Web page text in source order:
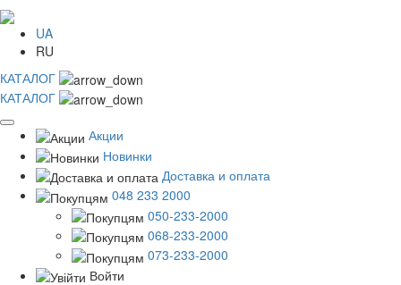
UA
RU
КАТАЛОГ
КАТАЛОГ
Акции
Новинки
Доставка и оплата
048 233 2000
050-233-2000
068-233-2000
073-233-2000
Войти